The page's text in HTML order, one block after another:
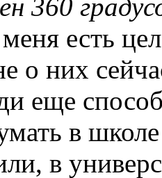
360
есть
о них
еще
в
в